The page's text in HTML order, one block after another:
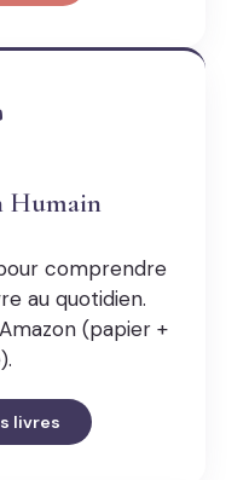
Humain
comprendre
au quotidien.
(papier +
livres